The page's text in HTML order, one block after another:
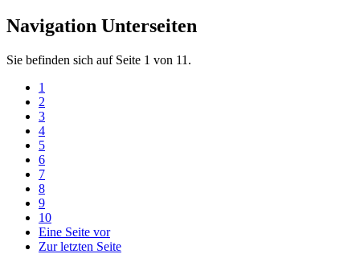
Navigation Unterseiten
Sie befinden sich auf Seite 1 von 11.
1
2
3
4
5
6
7
8
9
10
Eine Seite vor
Zur letzten Seite